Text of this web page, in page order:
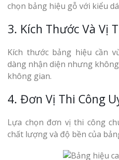
chọn bảng hiệu gỗ với kiểu
3. Kích Thước Và Vị
Kích thước bảng hiệu cần
dàng nhận diện nhưng
không gian.
4. Đơn Vị Thi Công
Lựa chọn đơn vị thi công
chất lượng và độ bền của